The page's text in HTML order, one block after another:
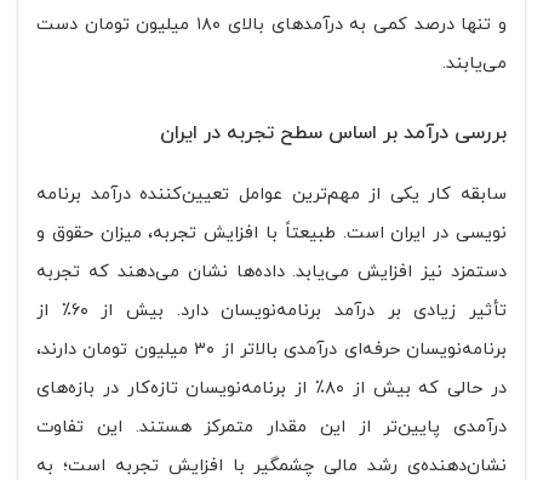
و تنها درصد کمی به درآمدهای بالای ۱۸۰ میلیون تومان دست
می‌یابند.
بررسی درآمد بر اساس سطح تجربه در ایران
سابقه کار یکی از مهم‌ترین عوامل تعیین‌کننده درآمد برنامه
‌نویسی در ایران است. طبیعتاً با افزایش تجربه، میزان حقوق و
دستمزد نیز افزایش می‌یابد. داده‌ها نشان می‌دهند که تجربه
تأثیر زیادی بر درآمد برنامه‌نویسان دارد. بیش از ۶۰٪ از
برنامه‌نویسان حرفه‌ای درآمدی بالاتر از ۳۰ میلیون تومان دارند،
در حالی که بیش از ۸۰٪ از برنامه‌نویسان تازه‌کار در بازه‌های
درآمدی پایین‌تر از این مقدار متمرکز هستند. این تفاوت
نشان‌دهنده‌ی رشد مالی چشمگیر با افزایش تجربه است؛ به